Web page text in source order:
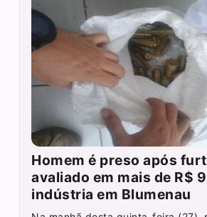
Homem é preso após
avaliado em mais de R$
indústria em Blumenau